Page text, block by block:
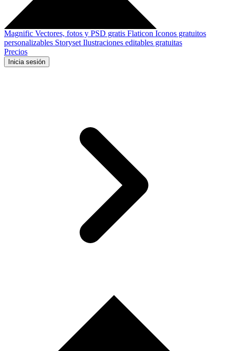
Magnific Vectores, fotos y PSD gratis Flaticon Iconos gratuitos
personalizables Storyset Ilustraciones editables gratuitas
Precios
Inicia sesión